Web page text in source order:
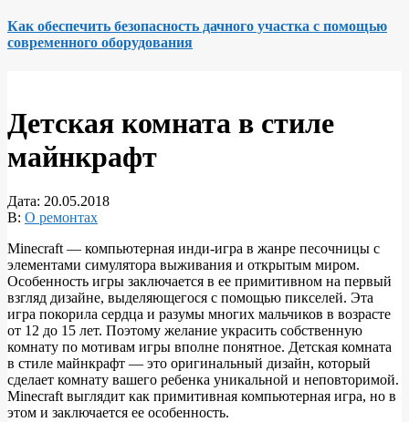
Как обеспечить безопасность дачного участка с помощью
современного оборудования
Детская комната в стиле
майнкрафт
Дата: 20.05.2018
В: О ремонтах
Minecraft — компьютерная инди-игра в жанре песочницы с
элементами симулятора выживания и открытым миром.
Особенность игры заключается в ее примитивном на первый
взгляд дизайне, выделяющегося с помощью пикселей. Эта
игра покорила сердца и разумы многих мальчиков в возрасте
от 12 до 15 лет. Поэтому желание украсить собственную
комнату по мотивам игры вполне понятное. Детская комната
в стиле майнкрафт — это оригинальный дизайн, который
сделает комнату вашего ребенка уникальной и неповторимой.
Minecraft выглядит как примитивная компьютерная игра, но в
этом и заключается ее особенность.